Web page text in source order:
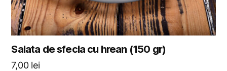
Salata de sfecla cu hrean (150 gr)
7,00 lei